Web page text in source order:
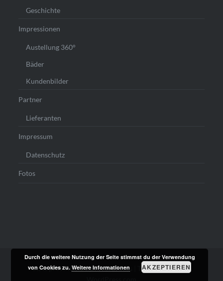
Geschichte
Impressionen
Austellung 360°
Bäder
Kundenbilder
Partner
Lieferanten
Impressum
Datenschutz
Fotos
Stolz präsentiert von WordPress
Theme: Dyad von
Durch die weitere Nutzung der Seite stimmst du der Verwendung
von Cookies zu.Weitere Informationen AKZEPTIEREN